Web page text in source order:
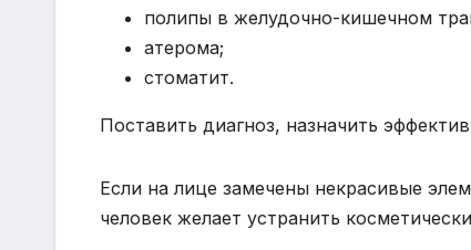
полипы в желудочно-кишечном
атерома;
стоматит.
Поставить диагноз, назначить
Если на лице замечены некрасивые
человек желает устранить